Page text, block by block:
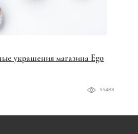
украшения магазина Ego
55483